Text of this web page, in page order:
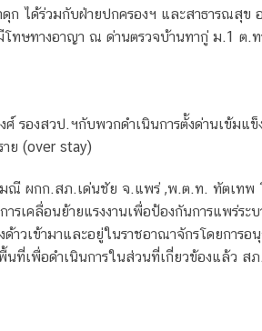
ได้ร่วมกับฝ่ายปกครองฯ และสาธารณสุข
ทษทางอาญา ณ ด่านตรวจบ้านทากู่ ม.1 ต
องสวป.ฯกับพวกดำเนินการตั้งด่านเข้มแ
ย (over stay)
ผกก.สภ.เด่นชัย จ.แพร่ ,พ.ต.ท. ทัตเทพ
คลื่อนย้ายแรงงานเพื่อป้องกันการแพร่ร
วเข้ามาและอยู่ในราชอาณาจักรโดยการ
ที่เพื่อดำเนินการในส่วนที่เกี่ยวข้องแล้ว ส